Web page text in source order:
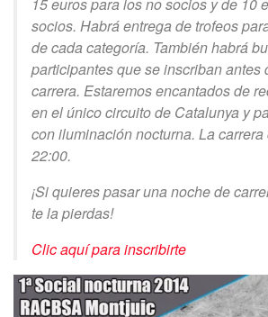
socios. Habrá entrega de trofeos
de cada categoría. También habrá
participantes que se inscriban antes
carrera. Estaremos encantados de
en el único circuito de Catalunya y
con iluminación nocturna. La
22:00.
¡Si quieres pasar una noche de
te la pierdas!
Clic aquí para inscribirte